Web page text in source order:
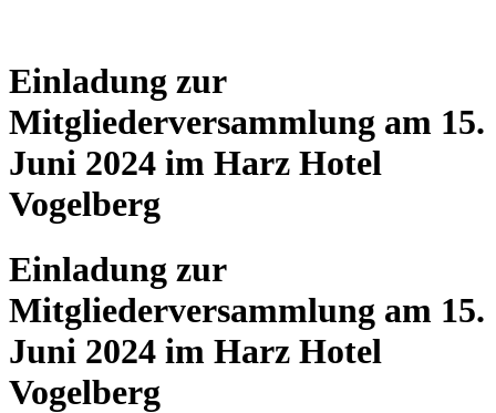
Einladung zur
Mitgliederversammlung am 15.
Juni 2024 im Harz Hotel
Vogelberg
Einladung zur
Mitgliederversammlung am 15.
Juni 2024 im Harz Hotel
Vogelberg